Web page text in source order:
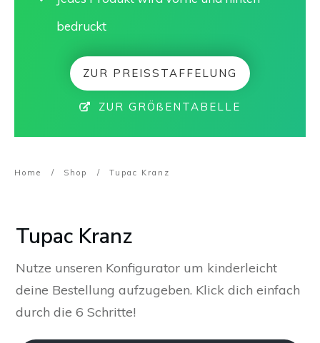
bedruckt
ZUR PREISSTAFFELUNG
ZUR GRÖßENTABELLE
Home / Shop / Tupac Kranz
Tupac Kranz
Nutze unseren Konfigurator um kinderleicht
deine Bestellung aufzugeben. Klick dich einfach
durch die 6 Schritte!